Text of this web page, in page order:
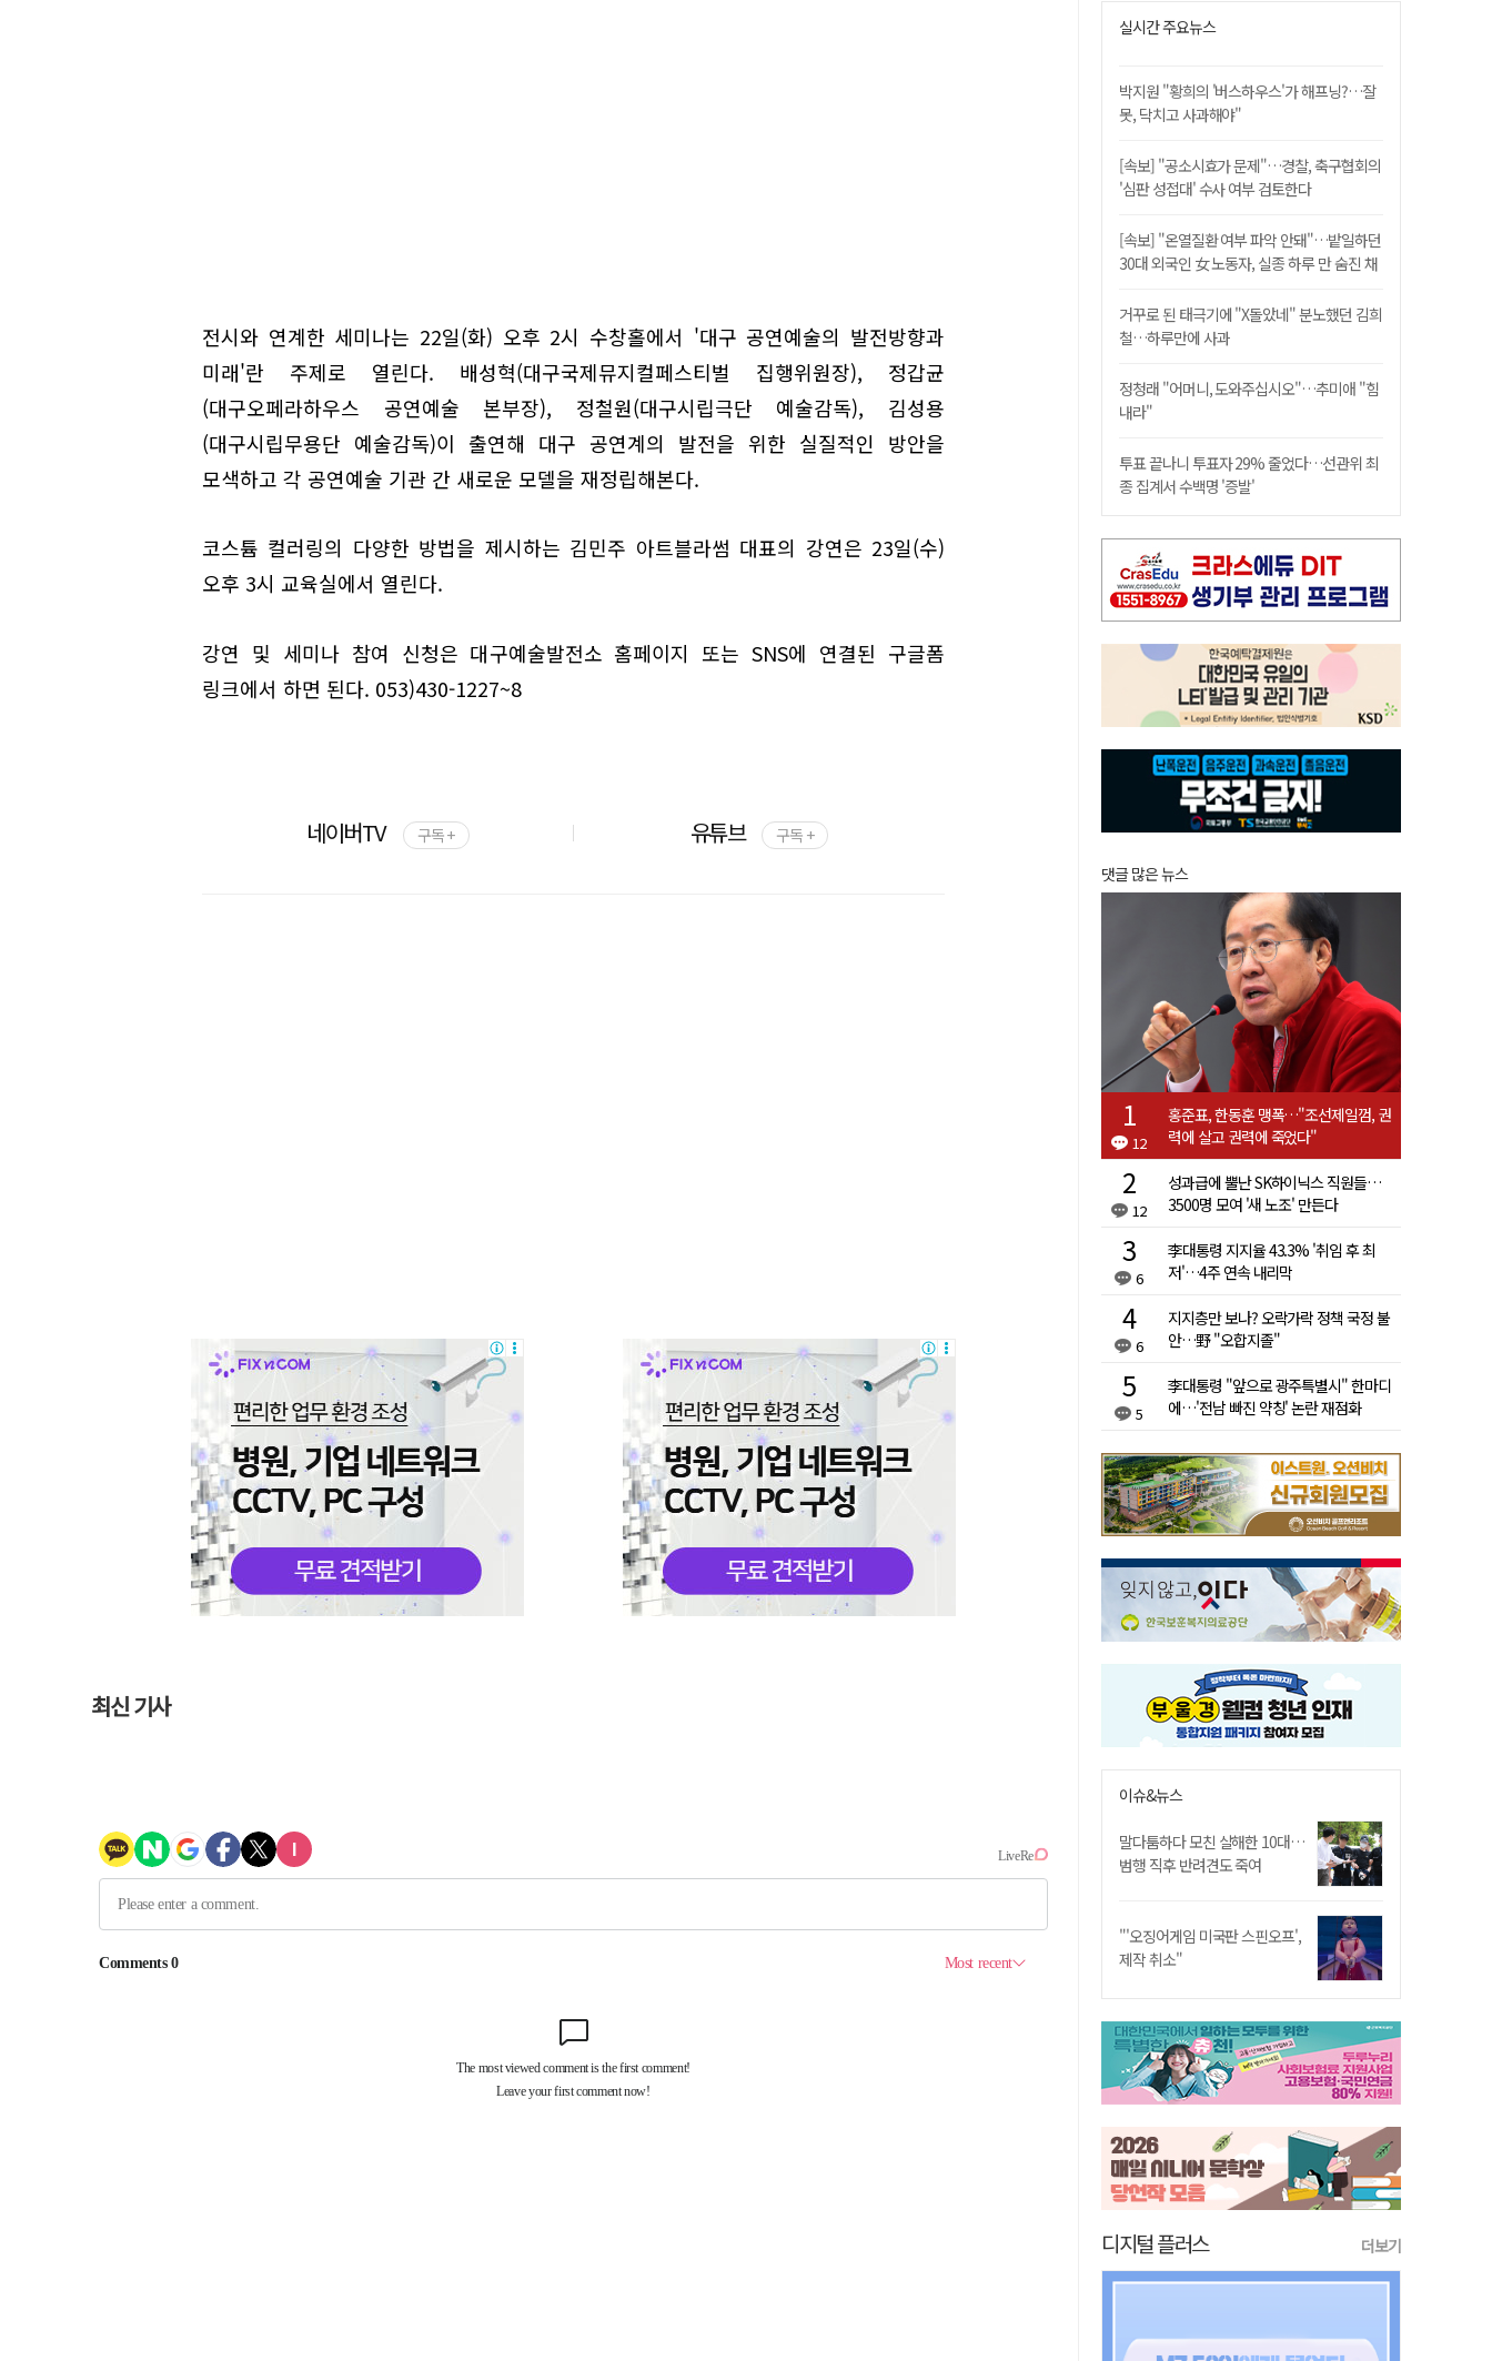
전시와 연계한 세미나는 22일(화) 오후 2시 수창홀에서 '대구 공연예술의 발전방향과
미래'란 주제로 열린다. 배성혁(대구국제뮤지컬페스티벌 집행위원장), 정갑균
(대구오페라하우스 공연예술 본부장), 정철원(대구시립극단 예술감독), 김성용
(대구시립무용단 예술감독)이 출연해 대구 공연계의 발전을 위한 실질적인 방안을
모색하고 각 공연예술 기관 간 새로운 모델을 재정립해본다.
코스튬 컬러링의 다양한 방법을 제시하는 김민주 아트블라썸 대표의 강연은 23일(수)
오후 3시 교육실에서 열린다.
강연 및 세미나 참여 신청은 대구예술발전소 홈페이지 또는 SNS에 연결된 구글폼
링크에서 하면 된다. 053)430-1227~8
네이버TV 구독 + 유튜브 구독 +
최신 기사
실시간 주요뉴스
박지원 "황희의 '버스하우스'가 해프닝?…잘
못, 닥치고 사과해야"
[속보] "공소시효가 문제"…경찰, 축구협회의
'심판 성접대' 수사 여부 검토한다
[속보] "온열질환 여부 파악 안돼"…밭일하던
30대 외국인 女 노동자, 실종 하루 만 숨진 채
거꾸로 된 태극기에 "X돌았네" 분노했던 김희
철…하루만에 사과
정청래 "어머니, 도와주십시오"…추미애 "힘
내라"
투표 끝나니 투표자 29% 줄었다…선관위 최
종 집계서 수백명 '증발'
댓글 많은 뉴스
12
홍준표, 한동훈 맹폭…"조선제일껌, 권
력에 살고 권력에 죽었다"
12
성과급에 뿔난 SK하이닉스 직원들…
3500명 모여 '새 노조' 만든다
6
李대통령 지지율 43.3% '취임 후 최
저'…4주 연속 내리막
6
지지층만 보나? 오락가락 정책 국정 불
안…野 "오합지졸"
5
李대통령 "앞으로 광주특별시" 한마디
에…'전남 빠진 약칭' 논란 재점화
이슈&뉴스
말다툼하다 모친 살해한 10대…
범행 직후 반려견도 죽여
"'오징어게임 미국판 스핀오프',
제작 취소"
디지털 플러스 더보기